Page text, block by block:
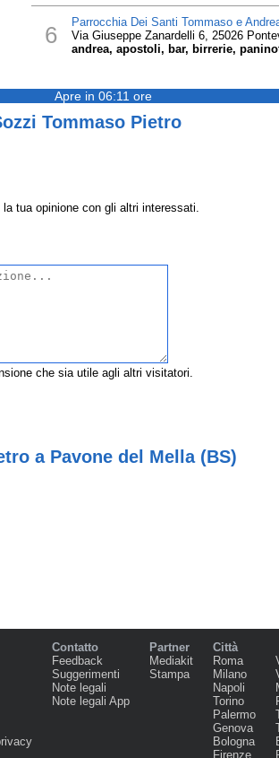
6 Parrocchia Dei Santi Tommaso e
Via Giuseppe Zanardelli 6, 25026
andrea, apostoli, bar, birrerie,
Apre in 06:11 ore
Tommaso Pietro
tua opinione con gli altri interessati.
che sia utile agli altri visitatori.
a Pavone del Mella (BS)
Contatto
Feedback
Suggerimenti
Note legali
Note legali App
Partner
Mediakit
Stampa
Città
Roma
Milano
Napoli
Torino
Palermo
Genova
Bologna
Firenze